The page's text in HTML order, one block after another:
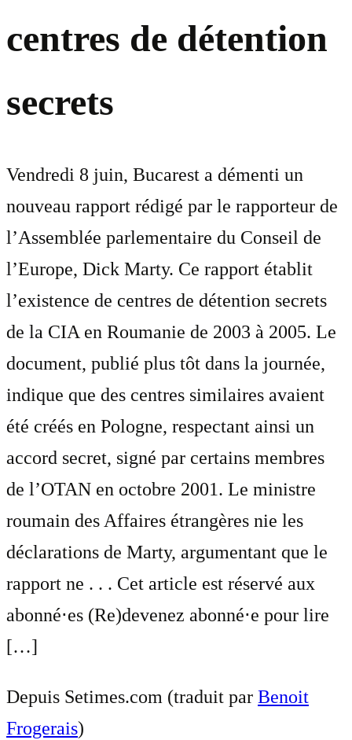
centres de détention
secrets
Vendredi 8 juin, Bucarest a démenti un
nouveau rapport rédigé par le rapporteur de
l’Assemblée parlementaire du Conseil de
l’Europe, Dick Marty. Ce rapport établit
l’existence de centres de détention secrets
de la CIA en Roumanie de 2003 à 2005. Le
document, publié plus tôt dans la journée,
indique que des centres similaires avaient
été créés en Pologne, respectant ainsi un
accord secret, signé par certains membres
de l’OTAN en octobre 2001. Le ministre
roumain des Affaires étrangères nie les
déclarations de Marty, argumentant que le
rapport ne . . . Cet article est réservé aux
abonné⋅es (Re)devenez abonné⋅e pour lire
[…]
Depuis Setimes.com (traduit par Benoit
Frogerais)